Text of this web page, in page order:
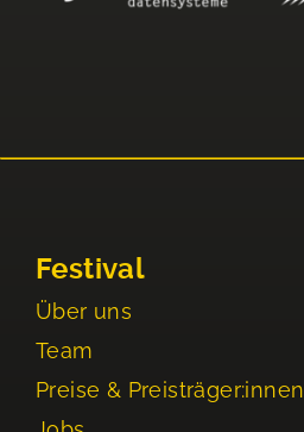
Festival
Über uns
Team
Preise & Preisträger:innen